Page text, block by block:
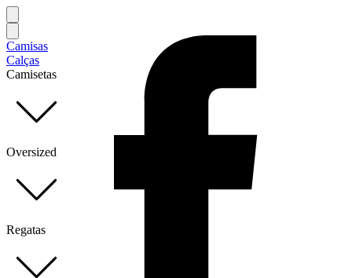
Camisas
Calças
Camisetas
Oversized
Regatas